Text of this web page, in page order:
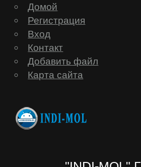
Домой
Регистрация
Вход
Контакт
Добавить файл
Карта сайта
ASUS
BenQ
BlackBerry
BQ